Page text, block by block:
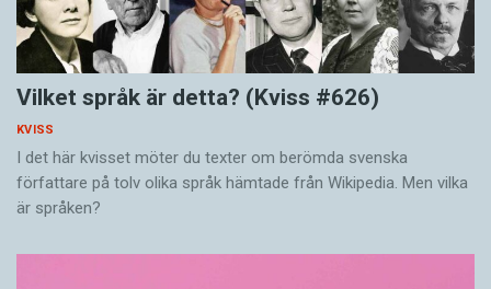
Vilket språk är detta? (Kviss #626)
KVISS
I det här kvisset möter du texter om berömda svenska
författare på tolv olika språk hämtade från Wikipedia. Men vilka
är språken?